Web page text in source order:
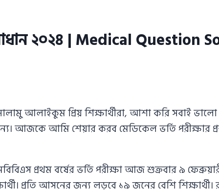
২০২৪ | Medical Question
আলাইকুম প্রিয় শিক্ষার্থীরা, আশা করি সবাই
আজকে আমি শেয়ার করব মেডিকেল ভর্তি পরীক্ষার
প্রথম বর্ষের ভর্তি পরীক্ষা আজ শুক্রবার ৯
প্রতি আসনের জন্য লড়বে ১৯ জনের বেশি শিক্ষার্থী।